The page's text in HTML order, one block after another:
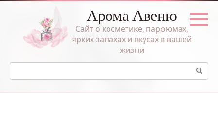
Перейти
Арома Авеню
Сайт о косметике, парфюмах,
ярких запахах и вкусах в вашей
жизни
Поиск: